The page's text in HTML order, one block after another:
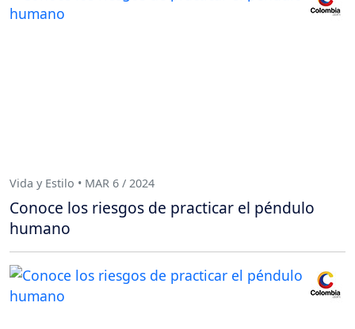
Vida y Estilo • MAR 6 / 2024
Conoce los riesgos de practicar el péndulo
humano